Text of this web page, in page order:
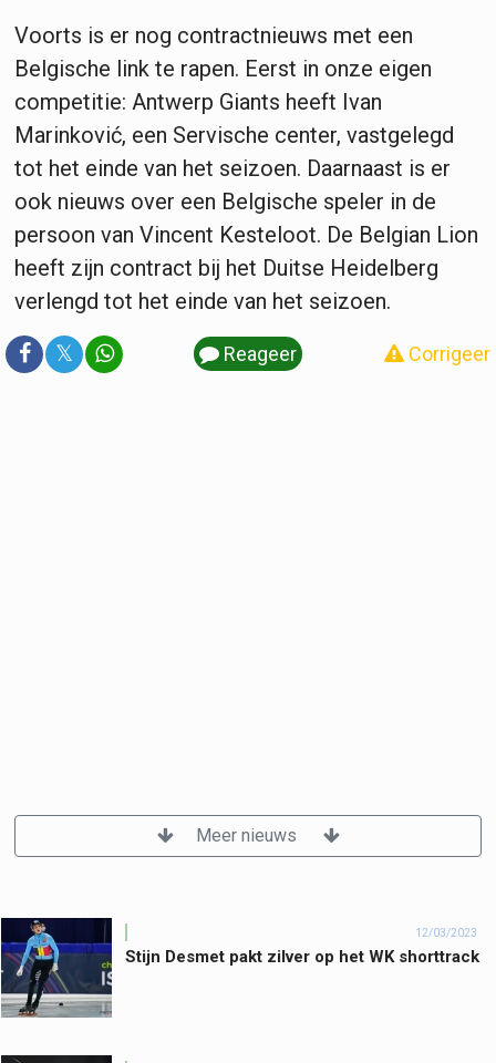
Voorts is er nog contractnieuws met een
Belgische link te rapen. Eerst in onze eigen
competitie: Antwerp Giants heeft Ivan
Marinković, een Servische center, vastgelegd
tot het einde van het seizoen. Daarnaast is er
ook nieuws over een Belgische speler in de
persoon van Vincent Kesteloot. De Belgian Lion
heeft zijn contract bij het Duitse Heidelberg
verlengd tot het einde van het seizoen.
𝕏 Reageer Corrigeer
Meer nieuws
12/03/2023
Stijn Desmet pakt zilver op het WK shorttrack